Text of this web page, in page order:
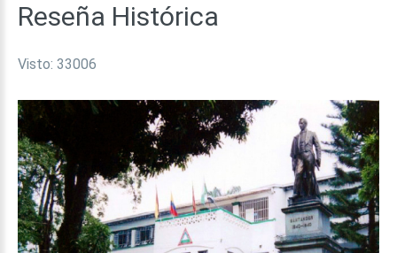
Reseña Histórica
Visto: 33006